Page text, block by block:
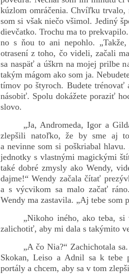
kúzlom omráčenia. Chvíľku
som si však niečo všimol. Jediný
dievčatko. Trochu ma to
no s ňou to ani nepohlo.
otrasení z toho, čo videli, začali
sa naspäť a úškrn na mojej prilbe
takým mágom ako som ja.
tímov po štyroch. Budete trénovať
násobiť. Spolu dokážete poraziť
slovo.
„Ja, Andromeda, Igor a
zlepšili natoľko, že by sme aj
a nevinne som si poškriabal
jednotky s vlastnými magickými
také dobré zmysly ako Wendy,
dajme!“ Wendy začala čítať
a s výcvikom sa malo začať
Wendy ma zastavila. „Aj tebe som
„Nikoho iného, ako teba,
zalichotiť, aby mi dala s takýmito
„A čo Nia?“ Zachichotala
Skokan, Leiso a Adnil sa k tebe
portály a chcem, aby sa v tom